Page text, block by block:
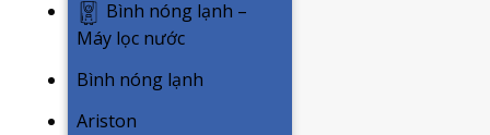
Bình nóng lạnh –
Máy lọc nước
Bình nóng lạnh
Ariston